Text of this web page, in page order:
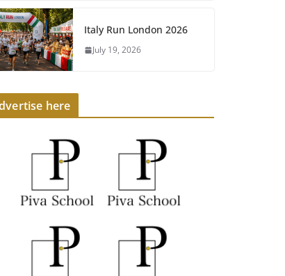
Italy Run London 2026
July 19, 2026
here